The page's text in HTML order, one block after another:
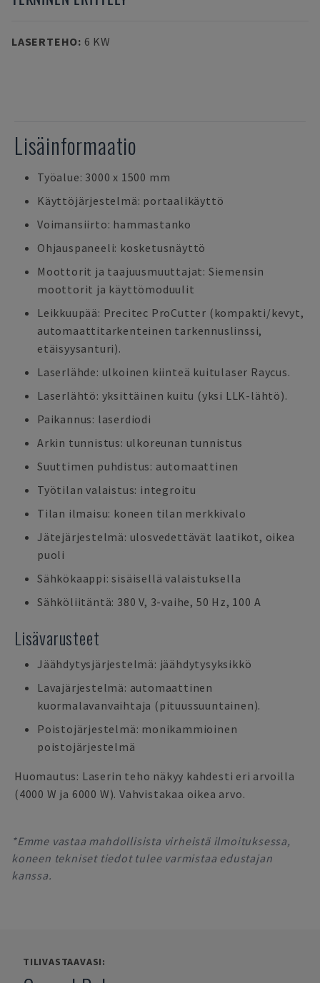
LASERTEHO: 6 KW
Lisäinformaatio
Työalue: 3000 x 1500 mm
Käyttöjärjestelmä: portaalikäyttö
Voimansiirto: hammastanko
Ohjauspaneeli: kosketusnäyttö
Moottorit ja taajuusmuuttajat: Siemensin
moottorit ja käyttömoduulit
Leikkuupää: Precitec ProCutter (kompakti/kevyt,
automaattitarkenteinen tarkennuslinssi,
etäisyysanturi).
Laserlähde: ulkoinen kiinteä kuitulaser Raycus.
Laserlähtö: yksittäinen kuitu (yksi LLK-lähtö).
Paikannus: laserdiodi
Arkin tunnistus: ulkoreunan tunnistus
Suuttimen puhdistus: automaattinen
Työtilan valaistus: integroitu
Tilan ilmaisu: koneen tilan merkkivalo
Jätejärjestelmä: ulosvedettävät laatikot, oikea
puoli
Sähkökaappi: sisäisellä valaistuksella
Sähköliitäntä: 380 V, 3-vaihe, 50 Hz, 100 A
Lisävarusteet
Jäähdytysjärjestelmä: jäähdytysyksikkö
Lavajärjestelmä: automaattinen
kuormalavanvaihtaja (pituussuuntainen).
Poistojärjestelmä: monikammioinen
poistojärjestelmä
Huomautus: Laserin teho näkyy kahdesti eri arvoilla
(4000 W ja 6000 W). Vahvistakaa oikea arvo.
*Emme vastaa mahdollisista virheistä ilmoituksessa,
koneen tekniset tiedot tulee varmistaa edustajan
kanssa.
TILIVASTAAVASI: